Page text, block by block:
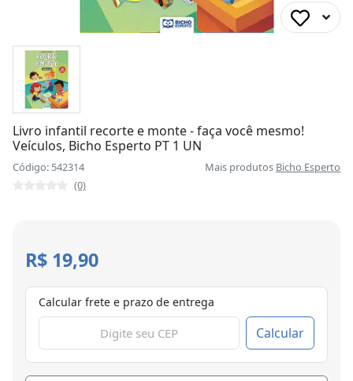
Livro infantil recorte e monte - faça você mesmo!
Veículos, Bicho Esperto PT 1 UN
Código: 542314 Mais produtos Bicho Esperto
(0)
R$ 19,90
Calcular frete e prazo de entrega
Calcular